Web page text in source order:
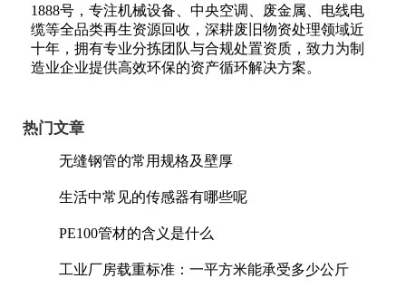
1888号，专注机械设备、中央空调、废金属、电线电
缆等全品类再生资源回收，深耕废旧物资处理领域近
十年，拥有专业分拣团队与合规处置资质，致力为制
造业企业提供高效环保的资产循环解决方案。
热门文章
无缝钢管的常用规格及壁厚
生活中常见的传感器有哪些呢
PE100管材的含义是什么
工业厂房载重标准：一平方米能承受多少公斤